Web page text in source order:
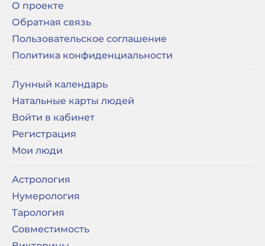
О проекте
Обратная связь
Пользовательское соглашение
Политика конфиденциальности
Лунный календарь
Натальные карты людей
Войти в кабинет
Регистрация
Мои люди
Астрология
Нумерология
Тарология
Совместимость